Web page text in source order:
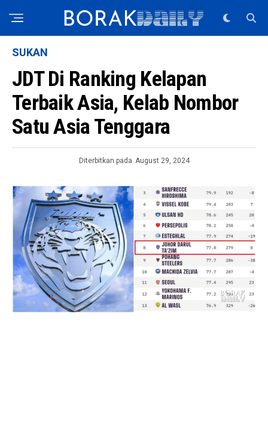
SUKAN
JDT Di Ranking Kelapan
Terbaik Asia, Kelab Nombor
Satu Asia Tenggara
Diterbitkan pada August 29, 2024